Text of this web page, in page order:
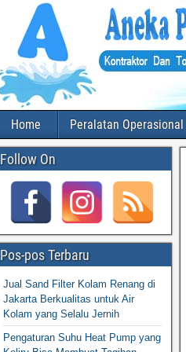
Home Peralatan
Follow On
Pos-pos Terbaru
Jual Sand Filter Kolam Renang di
Jakarta Berkualitas untuk Air
Kolam yang Selalu Jernih
Pengaturan Suhu Heat Pump yang